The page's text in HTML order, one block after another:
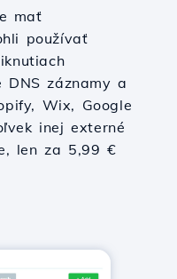
mať
používať
záznamy a
Wix, Google
inej externé
len za 5,99 €